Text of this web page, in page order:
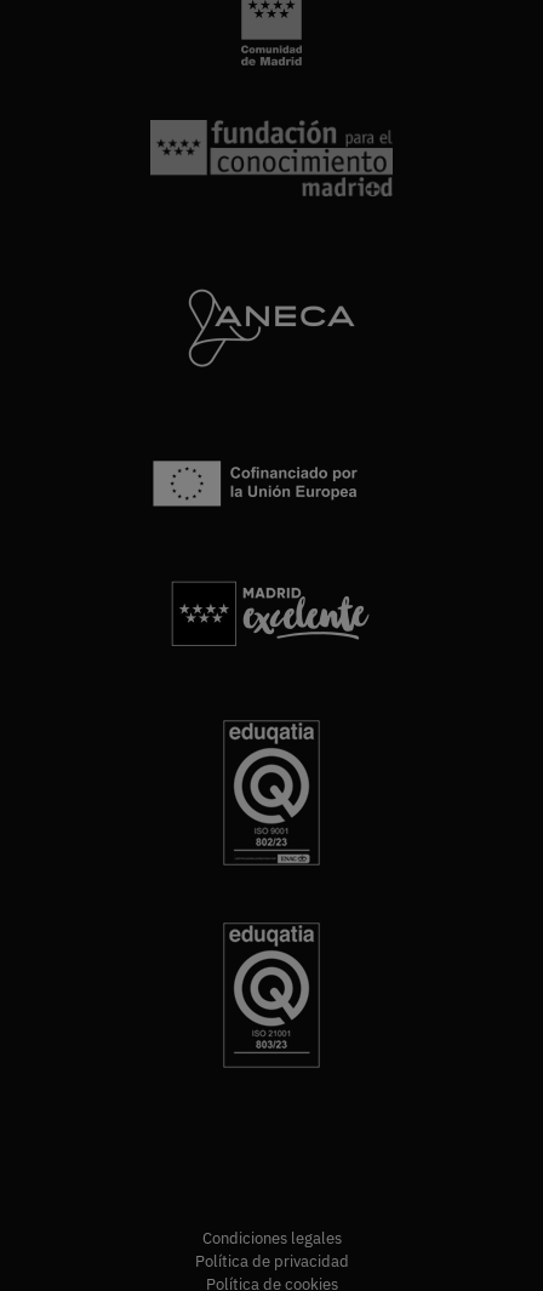
Condiciones legales
Política de privacidad
Política de cookies